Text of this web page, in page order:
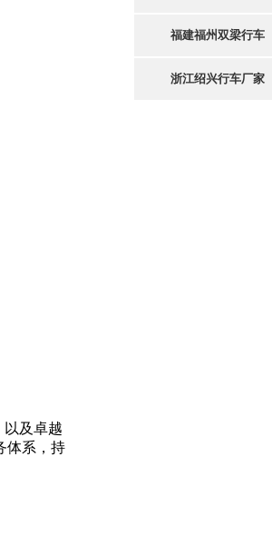
以及卓越
体系，持
福建福州双梁行车
浙江绍兴行车厂家